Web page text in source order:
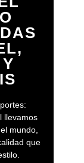
llevamos
mundo,
que